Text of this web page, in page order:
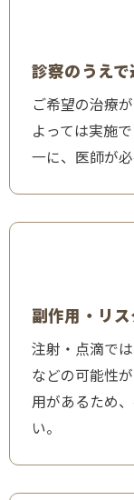
診察のうえ
ご希望の治療
よっては実施
一に、医師が
副作用・リ
注射・点滴で
などの可能性
用があるため
い。